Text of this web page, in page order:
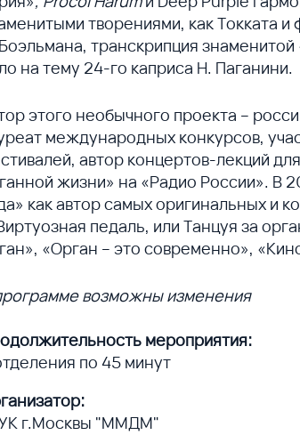
творениями, как Токката и
транскрипция
на тему 24-го каприса Н. Паганини.
этого необычного проекта –
международных конкурсов,
автор концертов-лекций
жизни» на «Радио России». В
как автор самых оригинальных и
педаль, или Танцуя за
«Орган – это современно»,
возможны изменения
мероприятия:
по 45 минут
г.Москвы "ММДМ"